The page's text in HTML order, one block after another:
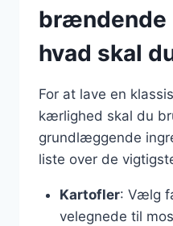
hvad skal
For at lave en
kærlighed skal du
grundlæggende
liste over de
Kartofler: Vælg
velegnede til